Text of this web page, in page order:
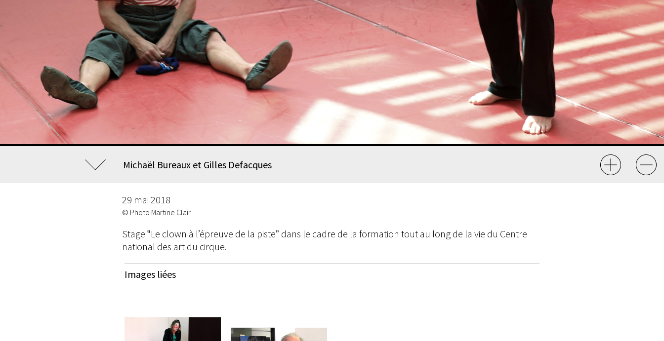
Michaël Bureaux et Gilles Defacques
29 mai 2018
© Photo Martine Clair
Stage ‟Le clown à l’épreuve de la pisteˮ dans le cadre de la formation tout au long de la vie du Centre
national des art du cirque.
Images liées